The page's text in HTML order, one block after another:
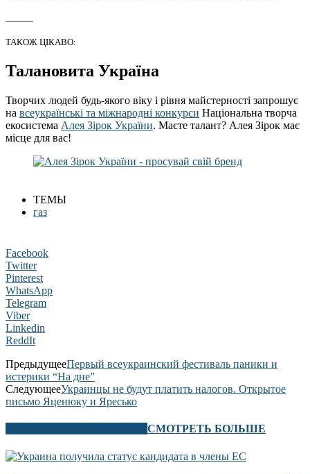
ТАКОЖ ЦІКАВО:
Талановита Україна
Творчих людей будь-якого віку і рівня майстерності запрошує
на всеукраїнські та міжнародні конкурси Національна творча
екосистема Алея Зірок України. Маєте талант? Алея Зірок має
місце для вас!
ТЕМЫ
газ
Facebook
Twitter
Pinterest
WhatsApp
Telegram
Viber
Linkedin
ReddIt
ПредыдущееПервый всеукраинский фестиваль паники и
истерики “На дне”
СледующееУкраинцы не будут платить налогов. Открытое
письмо Яценюку и Яресько
СМОТРЕТЬ БОЛЬШЕ